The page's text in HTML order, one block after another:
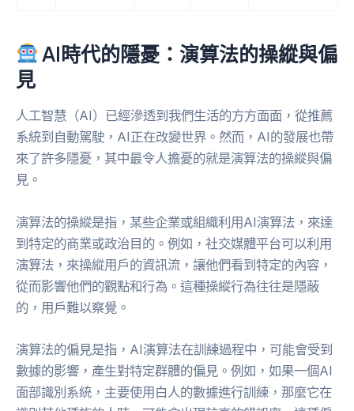
AI時代的隱憂：演算法的操縱與偏
見
人工智慧（AI）已經滲透到我們生活的方方面面，從推薦
系統到自動駕駛，AI正在改變世界。然而，AI的發展也帶
來了許多隱憂，其中最令人擔憂的就是演算法的操縱與偏
見。
演算法的操縱是指，某些企業或組織利用AI演算法，來達
到特定的商業或政治目的。例如，社交媒體平台可以利用
演算法，來操縱用戶的資訊流，讓他們看到特定的內容，
從而影響他們的觀點和行為。這種操縱行為往往是隱蔽
的，用戶難以察覺。
演算法的偏見是指，AI演算法在訓練過程中，可能會受到
數據的影響，產生對特定群體的偏見。例如，如果一個AI
面部識別系統，主要使用白人的數據進行訓練，那麼它在